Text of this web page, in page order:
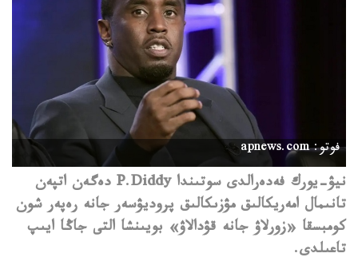
فوتو: apnews.com
نيۋ-يورك فەدەرالدى سوتىندا P.Diddy دەگەن اتپەن
تانىمال امەريكالىق مۋزىكالىق پروديۋسەر جانە رەپەر شون
كومبسقا «زورلاۋ جانە قۋدالاۋ» بويىنشا التى جاڭا ايىپ
تاعىلدى.